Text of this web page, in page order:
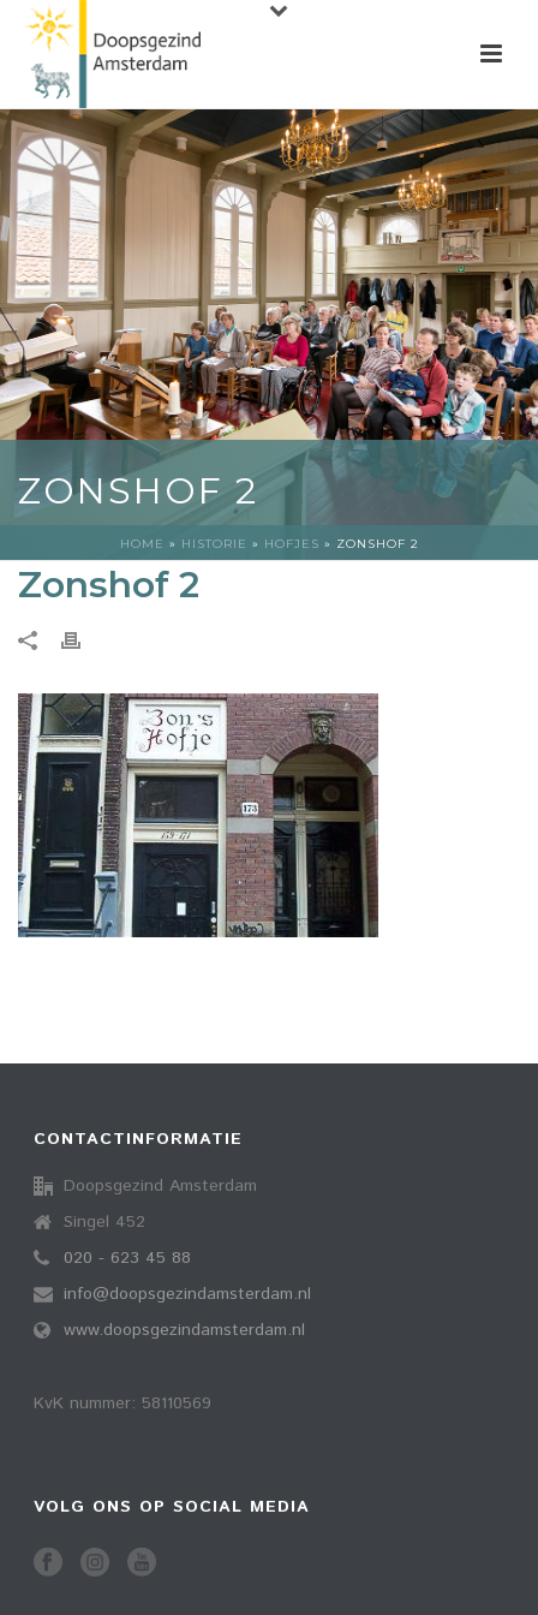
ZONSHOF 2
HOME » HISTORIE » HOFJES » ZONSHOF 2
Zonshof 2
CONTACTINFORMATIE
Doopsgezind Amsterdam
Singel 452
020 - 623 45 88
info@doopsgezindamsterdam.nl
www.doopsgezindamsterdam.nl
KvK nummer: 58110569
VOLG ONS OP SOCIAL MEDIA